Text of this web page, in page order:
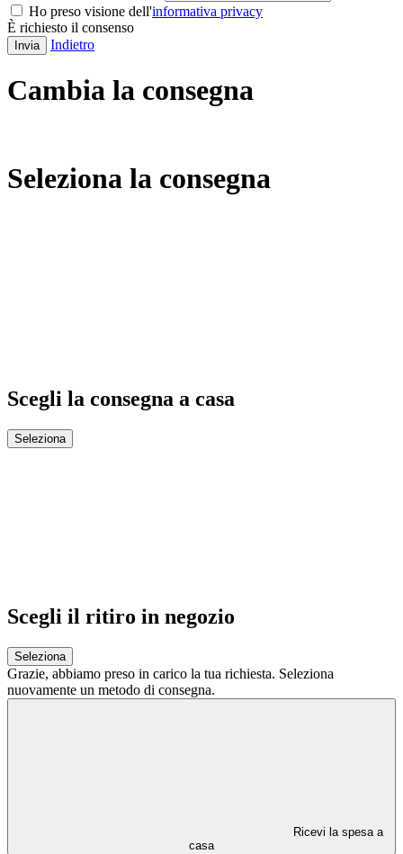
Ho preso visione dell'informativa privacy
È richiesto il consenso
Invia Indietro
Cambia la consegna
Seleziona la consegna
Scegli la consegna a casa
Seleziona
Scegli il ritiro in negozio
Seleziona
Grazie, abbiamo preso in carico la tua richiesta. Seleziona
nuovamente un metodo di consegna.
Ricevi la spesa a
casa